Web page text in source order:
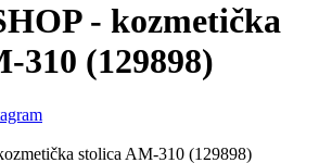
- kozmetička
310 (129898)